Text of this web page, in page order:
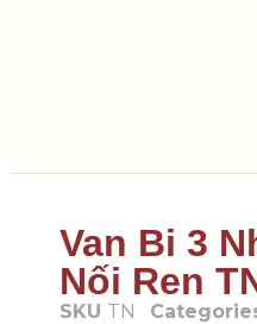
Van Bi 3
Nối Ren
SKU TN